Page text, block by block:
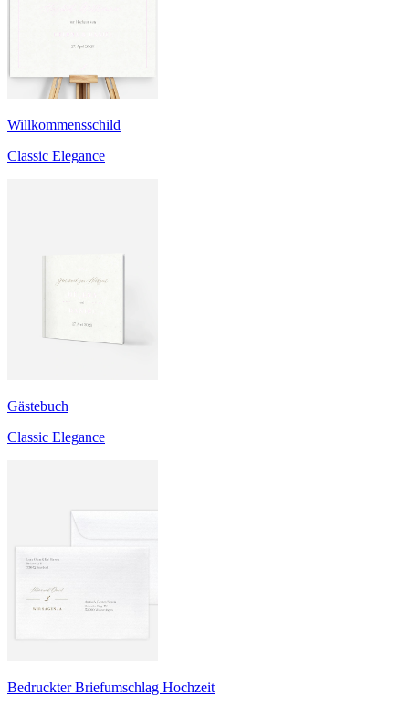
Willkommensschild
Classic Elegance
Gästebuch
Classic Elegance
Bedruckter Briefumschlag Hochzeit